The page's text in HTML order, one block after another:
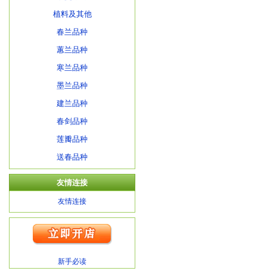
植料及其他
春兰品种
蕙兰品种
寒兰品种
墨兰品种
建兰品种
春剑品种
莲瓣品种
送春品种
友情连接
友情连接
新手必读